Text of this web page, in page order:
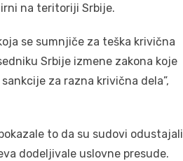
na teritoriji Srbije.
se sumnjiče za teška krivična
Srbije izmene zakona koje
za razna krivična dela”,
to da su sudovi odustajali
dodeljivale uslovne presude.